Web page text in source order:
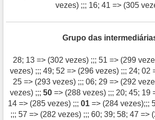
vezes) ;;; 16; 41 => (305
Grupo das
28; 13 => (302 vezes) ;;; 51 => (299
vezes) ;;; 49; 52 => (296 vezes) ;;; 24; 02
25 => (293 vezes) ;;; 06; 29 => (292
vezes) ;;; 50=> (288 vezes) ;;; 20; 45; 19
14 => (285 vezes) ;;; 01=> (284 vezes);;;
;;; 57 => (282 vezes) ;;; 60; 39; 58; 47 =>